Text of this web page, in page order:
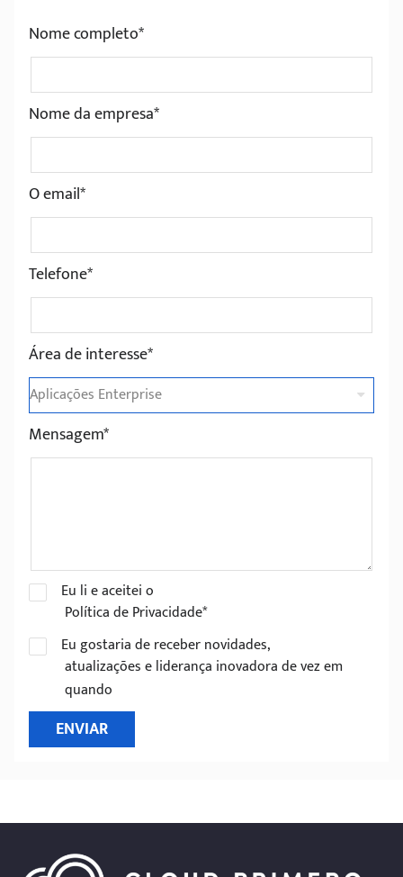
Nome completo*
Nome da empresa*
O email*
Telefone*
Área de interesse*
Mensagem*
Eu li e aceitei o
Política de Privacidade*
Eu gostaria de receber novidades,
atualizações e liderança inovadora de vez em
quando
ENVIAR